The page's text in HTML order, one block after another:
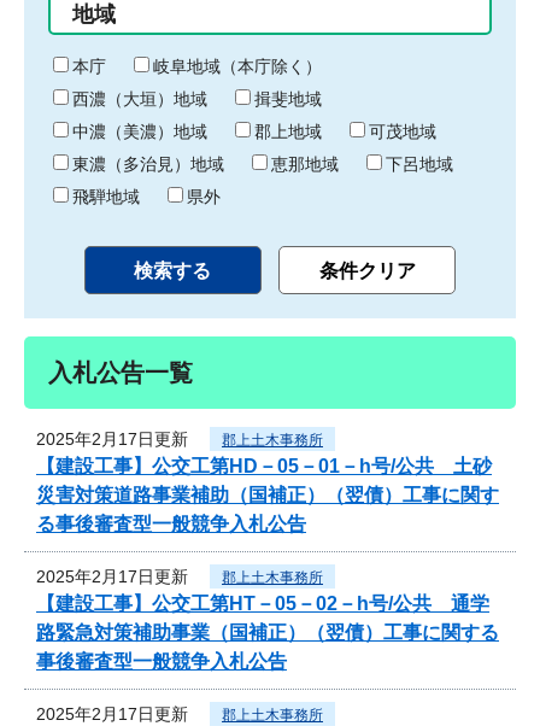
り
終
わ
り
地域
本庁
岐阜地域（本庁除く）
西濃（大垣）地域
揖斐地域
中濃（美濃）地域
郡上地域
可茂地域
東濃（多治見）地域
恵那地域
下呂地域
飛騨地域
県外
入札公告一覧
2025年2月17日更新 郡上土木事務所
【建設工事】公交工第HD－05－01－h号/公共 土砂
災害対策道路事業補助（国補正）（翌債）工事に関す
る事後審査型一般競争入札公告
2025年2月17日更新 郡上土木事務所
【建設工事】公交工第HT－05－02－h号/公共 通学
路緊急対策補助事業（国補正）（翌債）工事に関する
事後審査型一般競争入札公告
2025年2月17日更新 郡上土木事務所